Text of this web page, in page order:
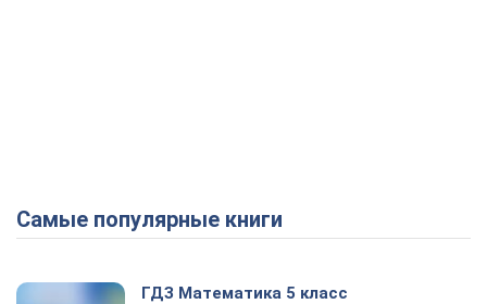
Самые популярные книги
ГДЗ Математика 5 класс